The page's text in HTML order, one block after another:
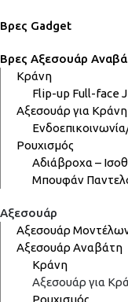
Βρες Gadget
Βρες Αξεσουάρ
Κράνη
Flip-up Full-face
Αξεσουάρ για Κράνη
Ρουχισμός
Αδιάβροχα –
Μπουφάν
Αξεσουάρ
Αξεσουάρ
Αξεσουάρ Αναβάτη
Κράνη
Αξεσουάρ για
Ρουχισμός